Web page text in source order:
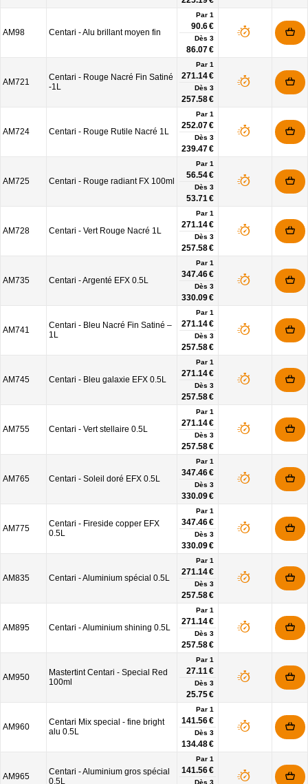
AM98 Centari - Alu brillant moyen fin
Par 1
90.6 €
Dès 3
86.07 €
AM721
Centari - Rouge Nacré Fin Satiné
-1L
Par 1
271.14 €
Dès 3
257.58 €
AM724 Centari - Rouge Rutile Nacré 1L
Par 1
252.07 €
Dès 3
239.47 €
AM725 Centari - Rouge radiant FX 100ml
Par 1
56.54 €
Dès 3
53.71 €
AM728 Centari - Vert Rouge Nacré 1L
Par 1
271.14 €
Dès 3
257.58 €
AM735 Centari - Argenté EFX 0.5L
Par 1
347.46 €
Dès 3
330.09 €
AM741
Centari - Bleu Nacré Fin Satiné –
1L
Par 1
271.14 €
Dès 3
257.58 €
AM745 Centari - Bleu galaxie EFX 0.5L
Par 1
271.14 €
Dès 3
257.58 €
AM755 Centari - Vert stellaire 0.5L
Par 1
271.14 €
Dès 3
257.58 €
AM765 Centari - Soleil doré EFX 0.5L
Par 1
347.46 €
Dès 3
330.09 €
AM775
Centari - Fireside copper EFX
0.5L
Par 1
347.46 €
Dès 3
330.09 €
AM835 Centari - Aluminium spécial 0.5L
Par 1
271.14 €
Dès 3
257.58 €
AM895 Centari - Aluminium shining 0.5L
Par 1
271.14 €
Dès 3
257.58 €
AM950
Mastertint Centari - Special Red
100ml
Par 1
27.11 €
Dès 3
25.75 €
AM960
Centari Mix special - fine bright
alu 0.5L
Par 1
141.56 €
Dès 3
134.48 €
AM965
Centari - Aluminium gros spécial
0,5L
Par 1
141.56 €
Dès 3